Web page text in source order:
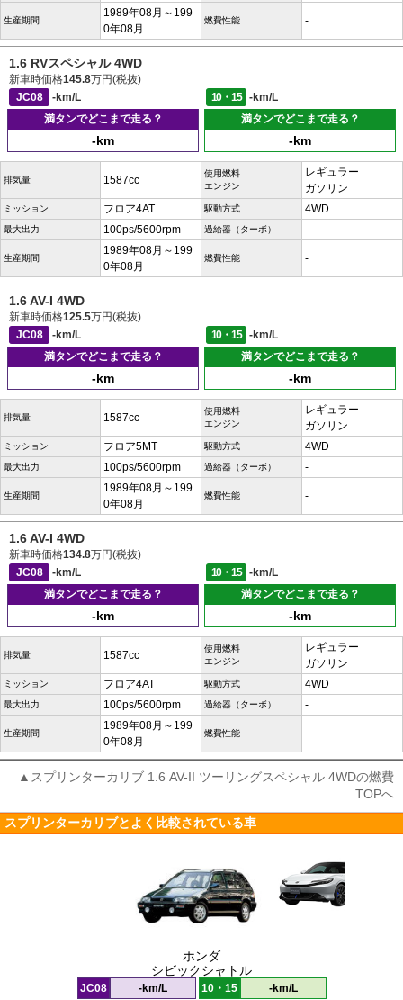
生産期間
1989年08月～199
0年08月
燃費性能 -
1.6 RVスペシャル 4WD
新車時価格145.8万円(税抜)
JC08
-km/L 10・15
-km/L
満タンでどこまで走る？
-km
満タンでどこまで走る？
-km
排気量 1587cc
使用燃料
エンジン
レギュラー
ガソリン
ミッション フロア4AT 駆動方式 4WD
最大出力 100ps/5600rpm 過給器（ターボ） -
生産期間
1989年08月～199
0年08月
燃費性能 -
1.6 AV-I 4WD
新車時価格125.5万円(税抜)
JC08
-km/L 10・15
-km/L
満タンでどこまで走る？
-km
満タンでどこまで走る？
-km
排気量 1587cc
使用燃料
エンジン
レギュラー
ガソリン
ミッション フロア5MT 駆動方式 4WD
最大出力 100ps/5600rpm 過給器（ターボ） -
生産期間
1989年08月～199
0年08月
燃費性能 -
1.6 AV-I 4WD
新車時価格134.8万円(税抜)
JC08
-km/L 10・15
-km/L
満タンでどこまで走る？
-km
満タンでどこまで走る？
-km
排気量 1587cc
使用燃料
エンジン
レギュラー
ガソリン
ミッション フロア4AT 駆動方式 4WD
最大出力 100ps/5600rpm 過給器（ターボ） -
生産期間
1989年08月～199
0年08月
燃費性能 -
▲スプリンターカリブ 1.6 AV-II ツーリングスペシャル 4WDの燃費
TOPへ
スプリンターカリブとよく比較されている車
ホンダ
シビックシャトル
JC08 -km/L 10・15 -km/L